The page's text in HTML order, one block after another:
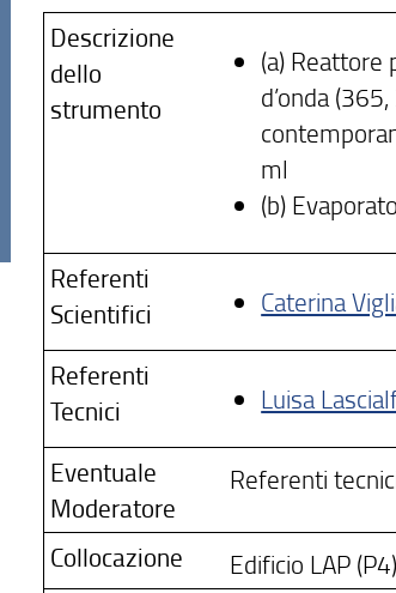
Descrizione
dello
strumento
(a)
d’onda
ml
(b)
Referenti
Scientifici
Caterina
Referenti
Tecnici
Luisa
Eventuale
Moderatore
Referenti
Collocazione
Edificio LAP